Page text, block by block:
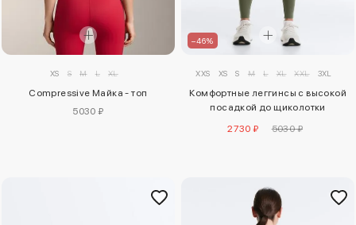
XS S M L XL
Compressive Майка - топ
5030 ₽
–46%
XXS XS S M L XL XXL 3XL
Комфортные леггинсы с высокой
посадкой до щиколотки
2730 ₽ 5030 ₽